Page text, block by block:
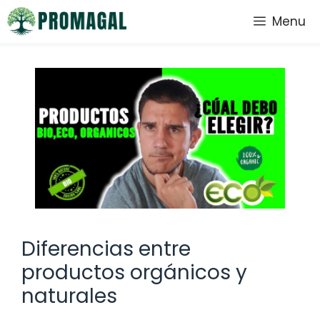
Saltar
al
Menu
Diferencias entre
productos orgánicos y
naturales